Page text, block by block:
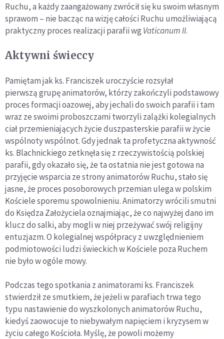
Ruchu, a każdy zaangażowany zwrócił się ku swoim własnym
sprawom – nie bacząc na wizję całości Ruchu umożliwiającą
praktyczny proces realizacji parafii wg Vaticanum II.
Aktywni świeccy
Pamiętam jak ks. Franciszek uroczyście rozsyłał
pierwszą grupę animatorów, którzy zakończyli podstawowy
proces formacji oazowej, aby jechali do swoich parafii i tam
wraz ze swoimi proboszczami tworzyli zalążki kolegialnych
ciał przemieniających życie duszpasterskie parafii w życie
wspólnoty wspólnot. Gdy jednak ta profetyczna aktywność
ks. Blachnickiego zetknęła się z rzeczywistością polskiej
parafii, gdy okazało się, że ta ostatnia nie jest gotowa na
przyjęcie wsparcia ze strony animatorów Ruchu, stało się
jasne, że proces posoborowych przemian ulega w polskim
Kościele sporemu spowolnieniu. Animatorzy wrócili smutni
do Księdza Założyciela oznajmiając, że co najwyżej dano im
klucz do salki, aby mogli w niej przeżywać swój religijny
entuzjazm. O kolegialnej współpracy z uwzględnieniem
podmiotowości ludzi świeckich w Kościele poza Ruchem
nie było w ogóle mowy.
Podczas tego spotkania z animatorami ks. Franciszek
stwierdził ze smutkiem, że jeżeli w parafiach trwa tego
typu nastawienie do wyszkolonych animatorów Ruchu,
kiedyś zaowocuje to niebywałym napięciem i kryzysem w
życiu całego Kościoła. Myślę, że powoli możemy